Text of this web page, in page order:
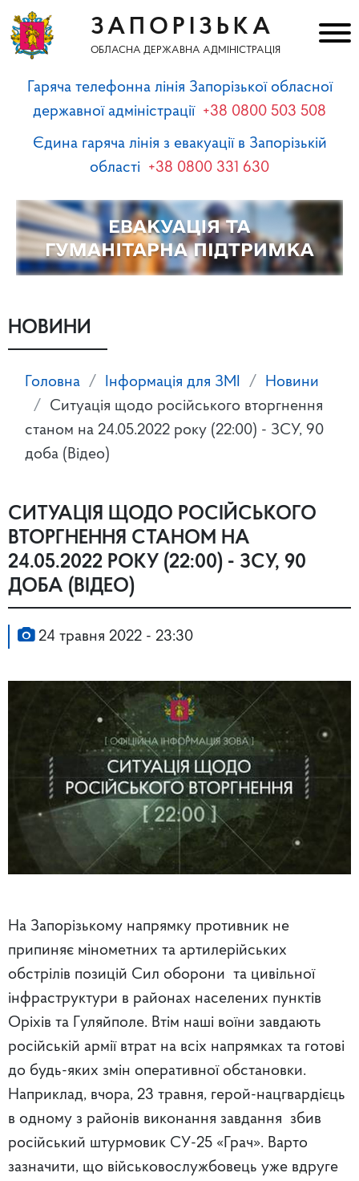
ЗАПОРІЗЬКА
ОБЛАСНА ДЕРЖАВНА АДМІНІСТРАЦІЯ
Гаряча телефонна лінія Запорізької обласної
державної адміністрації +38 0800 503 508
Єдина гаряча лінія з евакуації в Запорізькій
області +38 0800 331 630
НОВИНИ
Головна Інформація для ЗМІ
Новини
Ситуація щодо російського вторгнення
станом на 24.05.2022 року (22:00) - ЗСУ, 90
доба (Відео)
СИТУАЦІЯ ЩОДО РОСІЙСЬКОГО
ВТОРГНЕННЯ СТАНОМ НА
24.05.2022 РОКУ (22:00) - ЗСУ, 90
ДОБА (ВІДЕО)
24 травня 2022 - 23:30
На Запорізькому напрямку противник не
припиняє мінометних та артилерійських
обстрілів позицій Сил оборони та цивільної
інфраструктури в районах населених пунктів
Оріхів та Гуляйполе. Втім наші воїни завдають
російській армії втрат на всіх напрямках та готові
до будь-яких змін оперативної обстановки.
Наприклад, вчора, 23 травня, герой-нацгвардієць
в одному з районів виконання завдання збив
російський штурмовик СУ-25 «Грач». Варто
зазначити, що військовослужбовець уже вдруге